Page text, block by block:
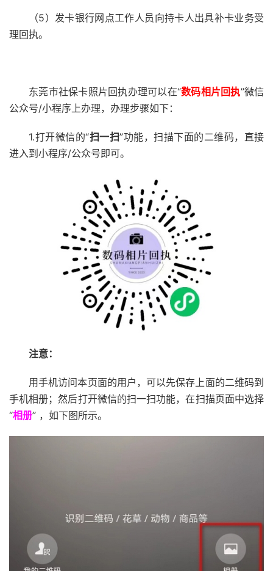
（5）发卡银行网点工作人员向持卡人出具补卡业务受
理回执。
东莞市社保卡照片回执办理可以在“数码相片回执”微信
公众号/小程序上办理，办理步骤如下：
1.打开微信的“扫一扫”功能，扫描下面的二维码，直接
进入到小程序/公众号即可。
注意：
用手机访问本页面的用户，可以先保存上面的二维码到
手机相册；然后打开微信的扫一扫功能，在扫描页面中选择
“相册” ，如下图所示。